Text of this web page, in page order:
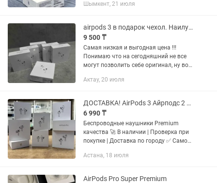
оригинальными наушниками. Все
Шымкент, 21 июля
airpods 3 в подарок чехол. Наилучшее качество.Доставка есть
9 500 ₸
Самая низкая и выгодная цена !!!
Понимаю что на сегодняшний не все
могут позволить себе оригинал, ну вот
топовая качество! Цена со скидкой!
Актау, 20 июля
ДОСТАВКА! AirPods 3 Айрподс 2 Airpods Pro Наушники Эирподс Про
6 990 ₸
Беспроводные наушники Premium
качества 🚀 В наличии | Проверка при
покупке | Доставка по городу ✅ Самое
Гарантия 30 дней ✅ Бесплатная
Астана, 18 июля
AirPods Pro Super Premium